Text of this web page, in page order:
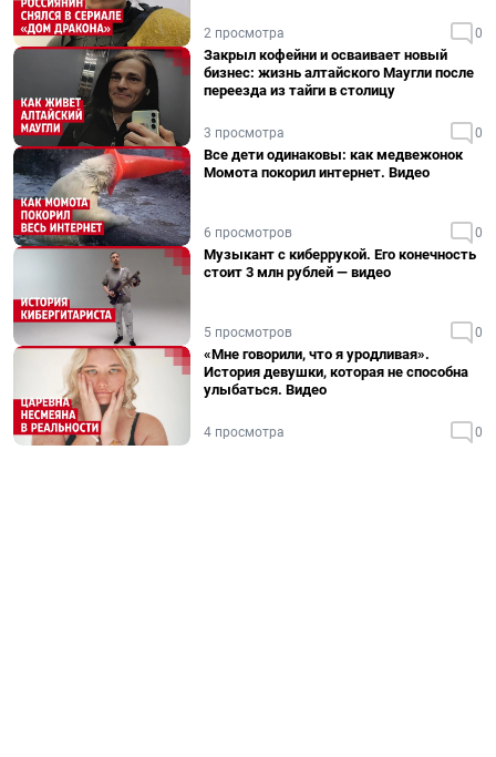
2 просмотра 0
Закрыл кофейни и осваивает новый
бизнес: жизнь алтайского Маугли после
переезда из тайги в столицу
3 просмотра 0
Все дети одинаковы: как медвежонок
Момота покорил интернет. Видео
6 просмотров 0
Музыкант с киберрукой. Его конечность
стоит 3 млн рублей — видео
5 просмотров 0
«Мне говорили, что я уродливая».
История девушки, которая не способна
улыбаться. Видео
4 просмотра 0